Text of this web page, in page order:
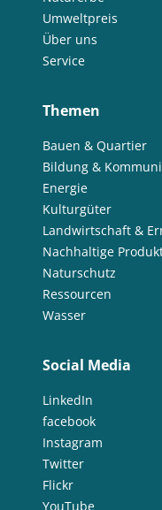
Umweltpreis
Über uns
Service
Themen
Bauen & Quartier
Bildung &
Energie
Kulturgüter
Landwirtschaft &
Nachhaltige
Naturschutz
Ressourcen
Wasser
Social Media
LinkedIn
facebook
Instagram
Twitter
Flickr
YouTube